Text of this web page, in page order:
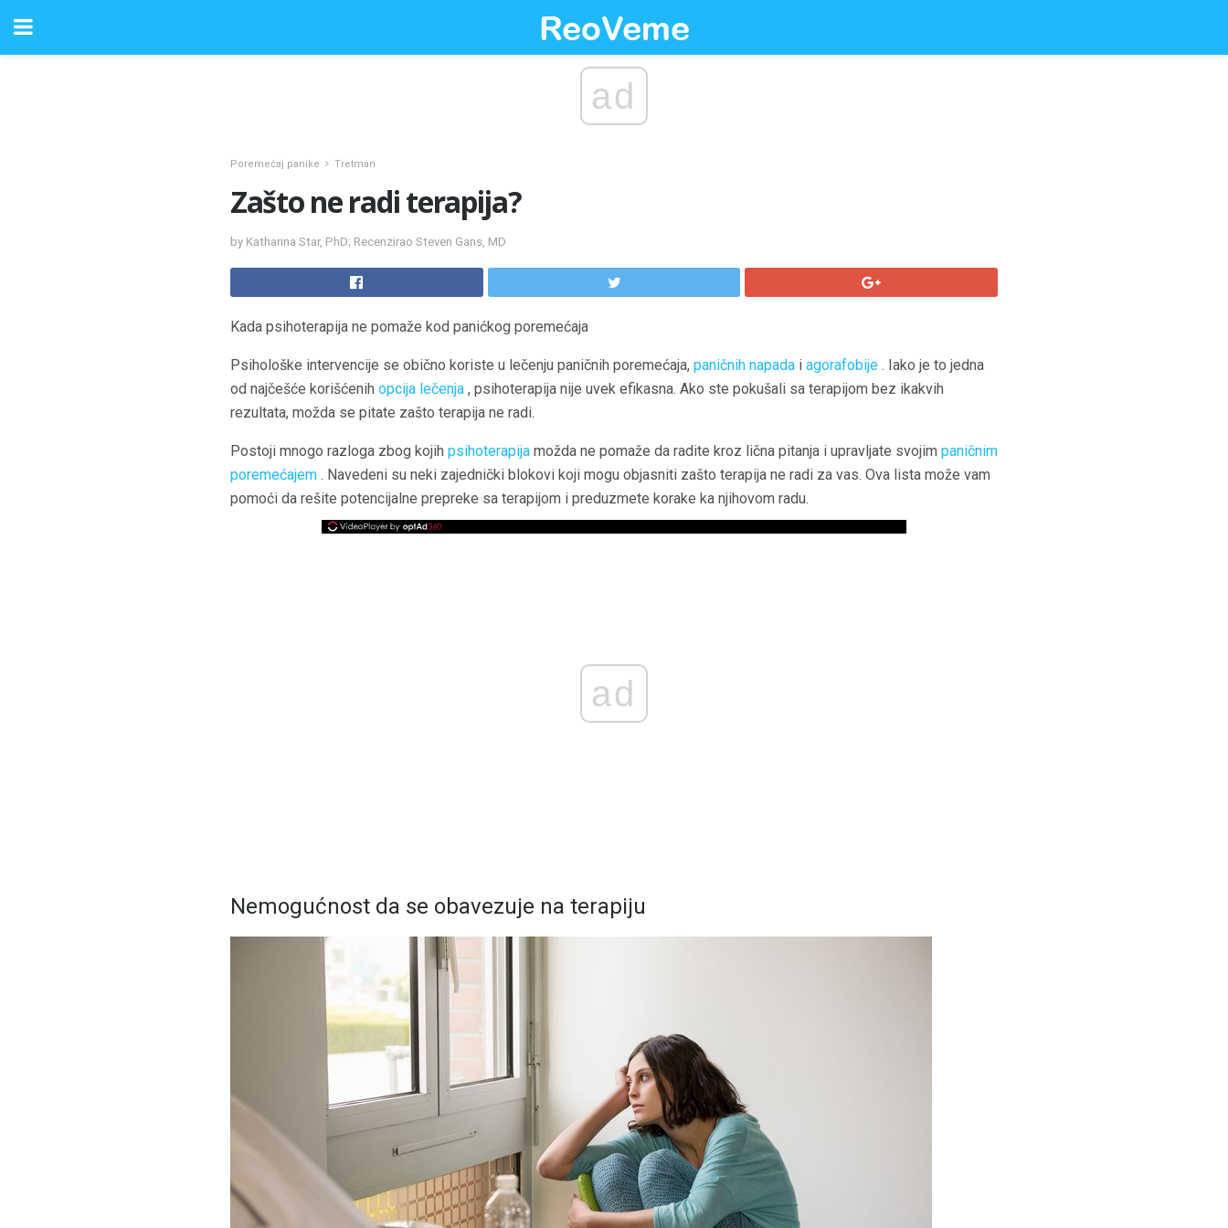
ad
Poremećaj panike Tretman
Zašto ne radi terapija?
by Katharina Star, PhD; Recenzirao Steven Gans, MD
Kada psihoterapija ne pomaže kod panićkog poremećaja
Psihološke intervencije se obično koriste u lečenju paničnih poremećaja, paničnih napada i agorafobije . Iako je to jedna
od najčešće korišćenih opcija lečenja , psihoterapija nije uvek efikasna. Ako ste pokušali sa terapijom bez ikakvih
rezultata, možda se pitate zašto terapija ne radi.
Postoji mnogo razloga zbog kojih psihoterapija možda ne pomaže da radite kroz lična pitanja i upravljate svojim paničnim
poremećajem . Navedeni su neki zajednički blokovi koji mogu objasniti zašto terapija ne radi za vas. Ova lista može vam
pomoći da rešite potencijalne prepreke sa terapijom i preduzmete korake ka njihovom radu.
ad
Nemogućnost da se obavezuje na terapiju